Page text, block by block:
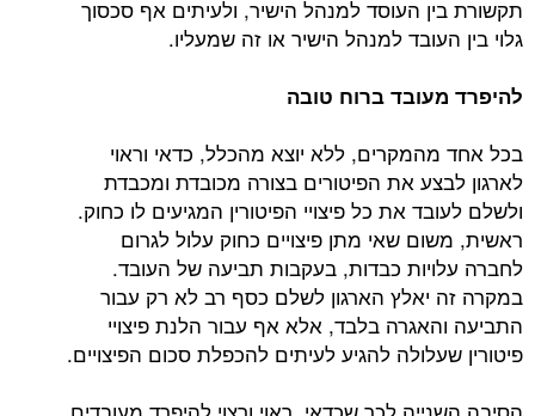
תקשורת בין העוסד למנהל הישיר, ולעיתים אף סכסוך
גלוי בין העובד למנהל הישיר או זה שמעליו.
להיפרד מעובד ברוח טובה
בכל אחד מהמקרים, ללא יוצא מהכלל, כדאי וראוי
לארגון לבצע את הפיטורים בצורה מכובדת ומכבדת
ולשלם לעובד את כל פיצויי הפיטורין המגיעים לו כחוק.
ראשית, משום שאי מתן פיצויים כחוק עלול לגרום
לחברה עלויות כבדות, בעקבות תביעה של העובד.
במקרה זה יאלץ הארגון לשלם כסף רב לא רק עבור
התביעה והאגרה בלבד, אלא אף עבור הלנת פיצויי
פיטורין שעלולה להגיע לעיתים להכפלת סכום הפיצויים.